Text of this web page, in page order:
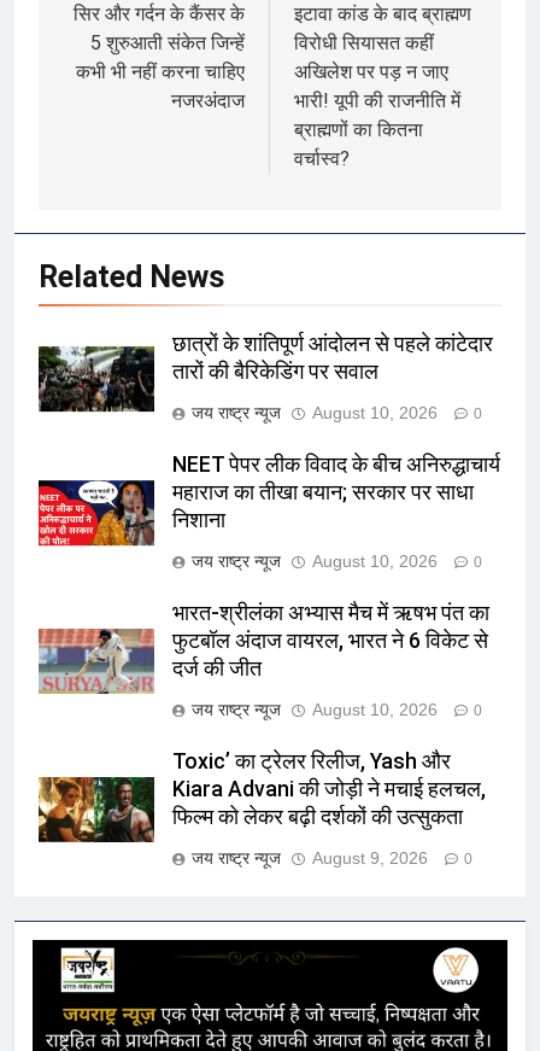
navigation
सिर और गर्दन के कैंसर के
5 शुरुआती संकेत जिन्हें
कभी भी नहीं करना चाहिए
नजरअंदाज
इटावा कांड के बाद ब्राह्मण
विरोधी सियासत कहीं
अखिलेश पर पड़ न जाए
भारी! यूपी की राजनीति में
ब्राह्मणों का कितना
वर्चास्व?
Related News
छात्रों के शांतिपूर्ण आंदोलन से पहले कांटेदार
तारों की बैरिकेडिंग पर सवाल
जय राष्ट्र न्यूज August 10, 2026 0
NEET पेपर लीक विवाद के बीच अनिरुद्धाचार्य
महाराज का तीखा बयान; सरकार पर साधा
निशाना
जय राष्ट्र न्यूज August 10, 2026 0
भारत-श्रीलंका अभ्यास मैच में ऋषभ पंत का
फुटबॉल अंदाज वायरल, भारत ने 6 विकेट से
दर्ज की जीत
जय राष्ट्र न्यूज August 10, 2026 0
Toxic’ का ट्रेलर रिलीज, Yash और
Kiara Advani की जोड़ी ने मचाई हलचल,
फिल्म को लेकर बढ़ी दर्शकों की उत्सुकता
जय राष्ट्र न्यूज August 9, 2026 0